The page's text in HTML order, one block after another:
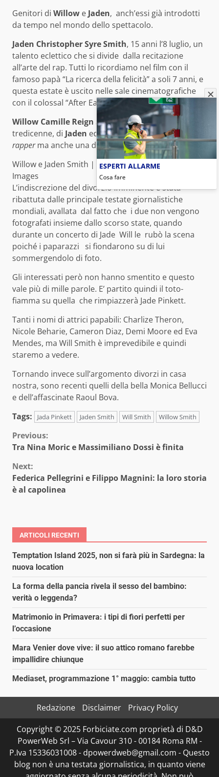
Genitori di Willow e Jaden, anch’essi già introdotti
da tempo nel mondo dello spettacolo.
Jaden Christopher Syre Smith, 15 anni l’8 luglio, un
talento eclettico che si divide dalla recitazione
all’arte del rap. Tutti lo ricordiamo nel film con il
famoso papà “La ricerca della felicità” a soli 7 anni, e
questa estate è uscito nelle sale cinematografiche
con il colossal “After Earth”
Willow Camille Reign Smithè la sorella minore,
tredicenne, di Jaden ed è una giovane cantante
rapperma anche una discreta attrice.
Willow e Jaden Smith | © Kevork Djansezian / Getty
Images
L’indiscrezione del divorzio imminente è stata
ribattuta dalle principale testate giornalistiche
mondiali, avallata dal fatto che i due non vengono
fotografati insieme dallo scorso state, quando
durante un concerto di Jade Will le rubò la scena
poiché i paparazzi si fiondarono su di lui
sommergendolo di foto.
Gli interessati però non hanno smentito e questo
vale più di mille parole. E’ partito quindi il toto-
fiamma su quella che rimpiazzerà Jade Pinkett.
Tanti i nomi di attrici papabili: Charlize Theron,
Nicole Beharie, Cameron Diaz, Demi Moore ed Eva
Mendes, ma Will Smith è imprevedibile e quindi
staremo a vedere.
Tornando invece sull’argomento divorzi in casa
nostra, sono recenti quelli della bella Monica Bellucci
e dell’affascinate Raoul Bova.
Tags:
Jada Pinkett Jaden Smith Will Smith Willow Smith
Continue
Previous:
Tra Nina Moric e Massimiliano Dossi è finita
Next:
Federica Pellegrini e Filippo Magnini: la loro storia
è al capolinea
ARTICOLI RECENTI
Temptation Island 2025, non si farà più in Sardegna: la
nuova location
La forma della pancia rivela il sesso del bambino:
verità o leggenda?
Matrimonio in Primavera: i tipi di fiori perfetti per
l’occasione
Mara Venier dove vive: il suo attico romano farebbe
impallidire chiunque
Mediaset, programmazione 1° maggio: cambia tutto
Redazione Disclaimer
Privacy Policy
Copyright © 2025 Forbiciate.com proprietà di D&D
PowerWeb Srl – Via Cavour 310 - 00184 Roma RM -
P.Iva 15336031008 - dpowerdweb@gmail.com - Questo
blog non è una testata giornalistica, in quanto viene
ESPERTI ALLARME
Cosa fare